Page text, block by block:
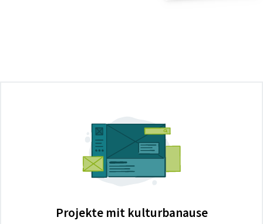
Projekte mit kulturbanause